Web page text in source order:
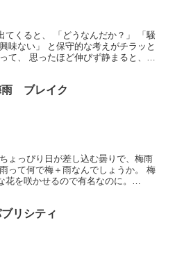
てくると、 「どうなんだか？」 「騒
味ない」 と保守的な考えがチラッと
て、 思ったほど伸びず静まると、
雨 ブレイク
ょっぴり日が差し込む曇りで、梅雨
って何で梅＋雨なんでしょうか。 梅
を咲かせるので有名なのに。
リシティ